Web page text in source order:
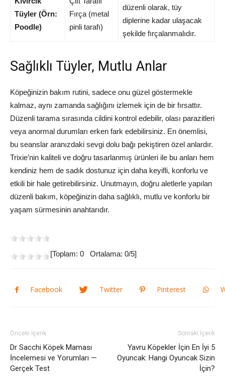
Tüyler (Örn:
Poodle)
Fırça (metal
pinli tarafı)
düzenli olarak, tüy
diplerine kadar ulaşacak
şekilde fırçalanmalıdır.
Sağlıklı Tüyler, Mutlu Anlar
Köpeğinizin bakım rutini, sadece onu güzel göstermekle
kalmaz, aynı zamanda sağlığını izlemek için de bir fırsattır.
Düzenli tarama sırasında cildini kontrol edebilir, olası parazitleri
veya anormal durumları erken fark edebilirsiniz. En önemlisi,
bu seanslar aranızdaki sevgi dolu bağı pekiştiren özel anlardır.
Trixie’nin kaliteli ve doğru tasarlanmış ürünleri ile bu anları hem
kendiniz hem de sadık dostunuz için daha keyifli, konforlu ve
etkili bir hale getirebilirsiniz. Unutmayın, doğru aletlerle yapılan
düzenli bakım, köpeğinizin daha sağlıklı, mutlu ve konforlu bir
yaşam sürmesinin anahtarıdır.
[Toplam: 0 Ortalama: 0/5]
Facebook Twitter Pinterest
Önceki İçerik
Dr Sacchi Köpek Maması
İncelemesi ve Yorumları —
Gerçek Test
Sonraki İçerik
Yavru Köpekler İçin En İyi 5
Oyuncak: Hangi Oyuncak Sizin
İçin?